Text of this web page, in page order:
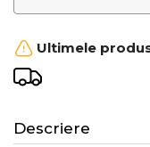
Ultimele
Descriere